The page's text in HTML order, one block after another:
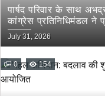
पार्षद परिवार के साथ
कांग्रेस प्रतिनिधिमंडल ने
मांग
July 31, 2026
0 154